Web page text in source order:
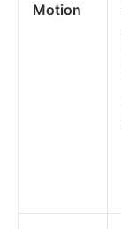
Motion